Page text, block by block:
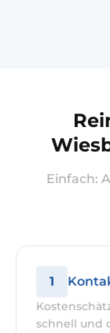
Einfach:
1
schnell und